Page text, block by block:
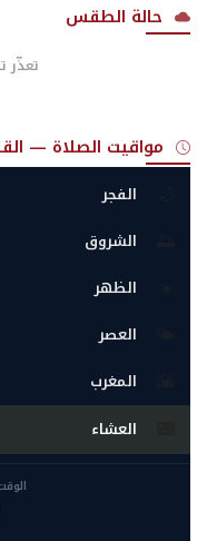
حالة الطقس
تعذّر
مواقيت الصلاة —
الفجر
الشروق
الظهر
العصر
المغرب
العشاء